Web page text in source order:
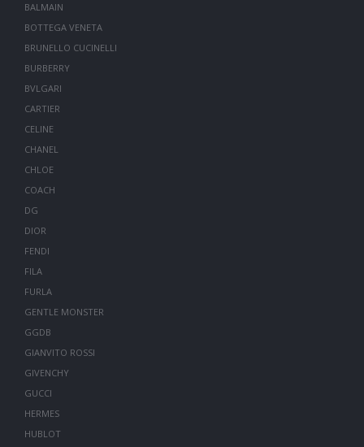
BALMAIN
BOTTEGA VENETA
BRUNELLO CUCINELLI
BURBERRY
BVLGARI
CARTIER
CELINE
CHANEL
CHLOE
COACH
DG
DIOR
FENDI
FILA
FURLA
GENTLE MONSTER
GGDB
GIANVITO ROSSI
GIVENCHY
GUCCI
HERMES
HUBLOT